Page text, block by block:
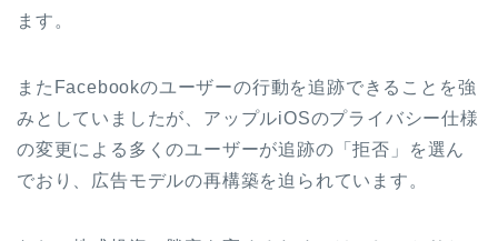
ます。
またFacebookのユーザーの行動を追跡できることを強
みとしていましたが、アップルiOSのプライバシー仕様
の変更による多くのユーザーが追跡の「拒否」を選ん
でおり、広告モデルの再構築を迫られています。